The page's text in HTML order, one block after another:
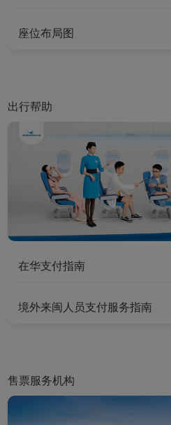
座位布局图
出行帮助
在华支付指南
境外来闽人员支付服务指南
售票服务机构